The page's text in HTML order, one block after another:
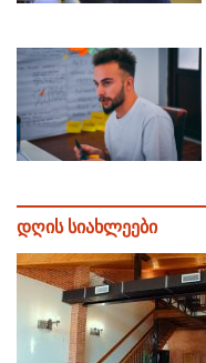
დღის სიახლეები